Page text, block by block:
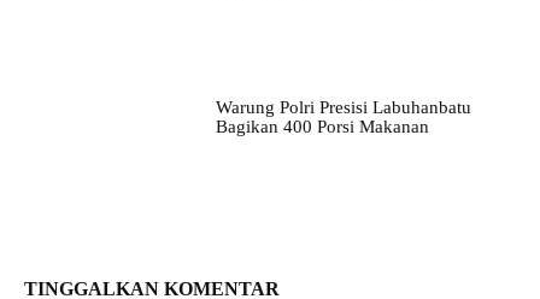
Warung Polri Presisi Labuhanbatu
Bagikan 400 Porsi Makanan
TINGGALKAN KOMENTAR